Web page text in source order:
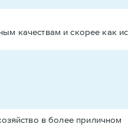
качествам и скорее как
в более приличном